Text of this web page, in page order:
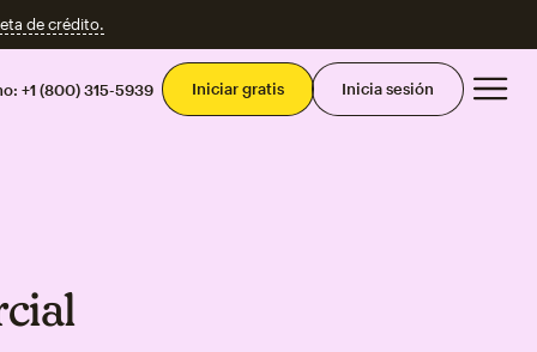
de crédito.
+1 (800) 315-5939 Iniciar gratis Inicia sesión